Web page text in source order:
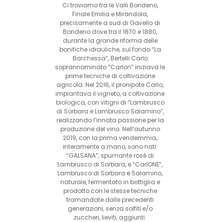
Ci troviamo tra le Valli Bondeno,
Finale Emilia e Mirandola,
precisamente a sud di Gavello di
Bondeno dove tra il 1870 e 1880,
durante la grande riforma delle
bonifiche idrauliche, sul fondo “La
Barchessa”, Bertelli Carlo
soprannominato “Carlon” iniziava le
prime tecniche di coltivazione
agricola. Nel 2016, il pronipote Carlo,
impiantava il vigneto, a coltivazione
biologica, con vitigni di “Lambrusco
di Sorbara e Lambrusco Salamino”,
realizzando l’innata passione per la
produzione del vino. Nell’autunno
2019, con la prima vendemmia,
interamente a mano, sono nati:
“GALSANA”, spumante rosé di
Lambrusco di Sorbara, e “CarlONE”,
Lambrusco di Sorbara e Salamino,
naturale, fermentato in bottiglia e
prodotto con le stesse tecniche
tramandate dalle precedenti
generazioni, senza solfiti e/o
zuccheri, lieviti, aggiunti.